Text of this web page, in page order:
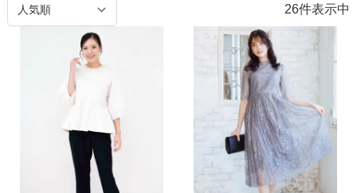
26件表示中